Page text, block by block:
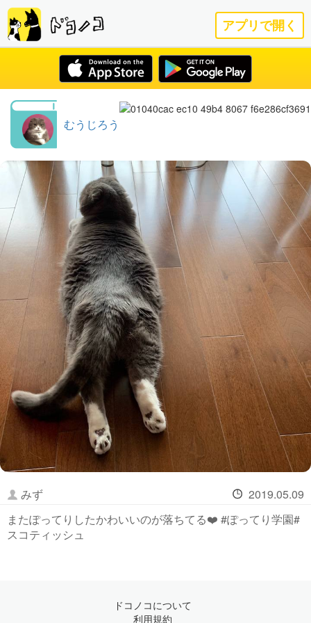
アプリで開く
むうじろう
みず
2019.05.09
またぽってりしたかわいいのが落ちてる❤️ #ぽってり学園#
スコティッシュ
ドコノコについて
利用規約